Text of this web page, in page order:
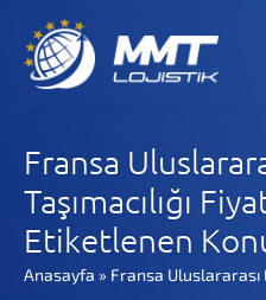
Fransa
Taşımacılığı
Etiketlenen
Anasayfa » Fransa Uluslararası